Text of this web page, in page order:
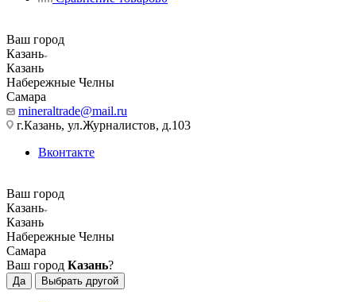
Ваш город
Казань
Казань
Набережные Челны
Самара
mineraltrade@mail.ru
г.Казань, ул.Журналистов, д.103
Вконтакте
Ваш город
Казань
Казань
Набережные Челны
Самара
Ваш город Казань?
Да Выбрать другой